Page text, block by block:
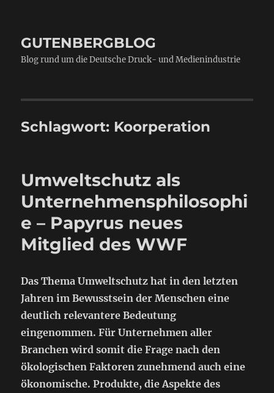
GUTENBERGBLOG
Blog rund um die Deutsche Druck- und Medienindustrie
Schlagwort: Koorperation
Umweltschutz als
Unternehmensphilosophi
e – Papyrus neues
Mitglied des WWF
Das Thema Umweltschutz hat in den letzten
Jahren im Bewusstsein der Menschen eine
deutlich relevantere Bedeutung
eingenommen. Für Unternehmen aller
Branchen wird somit die Frage nach den
ökologischen Faktoren zunehmend auch eine
ökonomische. Produkte, die Aspekte des